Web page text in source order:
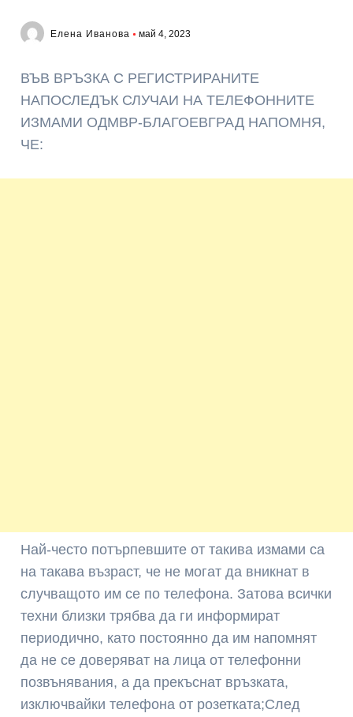
Елена Иванова май 4, 2023
ВЪВ ВРЪЗКА С РЕГИСТРИРАНИТЕ
НАПОСЛЕДЪК СЛУЧАИ НА ТЕЛЕФОННИТЕ
ИЗМАМИ ОДМВР-БЛАГОЕВГРАД НАПОМНЯ,
ЧЕ:
Най-често потърпевшите от такива измами са
на такава възраст, че не могат да вникнат в
случващото им се по телефона. Затова всички
техни близки трябва да ги информират
периодично, като постоянно да им напомнят
да не се доверяват на лица от телефонни
позвънявания, а да прекъснат връзката,
изключвайки телефона от розетката;След